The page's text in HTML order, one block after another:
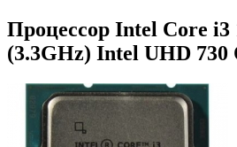
Процессор Intel Core i3
(3.3GHz) Intel UHD 730